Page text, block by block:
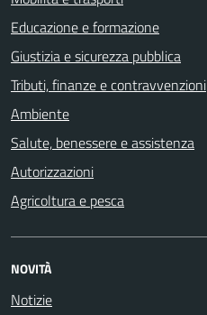
Educazione e formazione
Giustizia e sicurezza pubblica
Tributi, finanze e contravvenzioni
Ambiente
Salute, benessere e assistenza
Autorizzazioni
Agricoltura e pesca
NOVITÀ
Notizie